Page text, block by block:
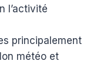
l’activité
principalement
météo et